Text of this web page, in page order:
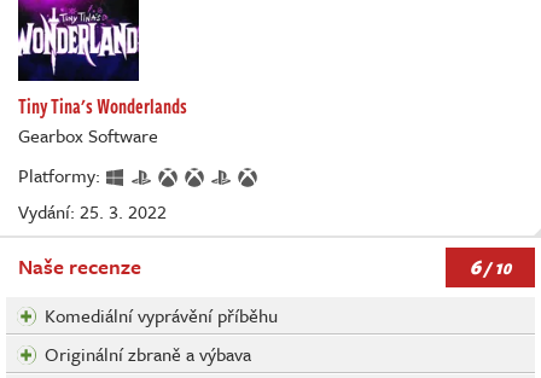
Tiny Tina's Wonderlands
Gearbox Software
Platformy:
Vydání: 25. 3. 2022
Naše recenze 6/ 10
Komediální vyprávění příběhu
Originální zbraně a výbava